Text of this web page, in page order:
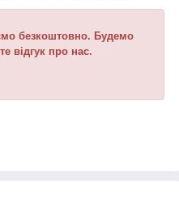
безкоштовно. Будемо
відгук про нас.